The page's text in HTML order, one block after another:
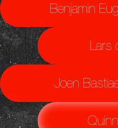
Benjamin
Lars
Joen